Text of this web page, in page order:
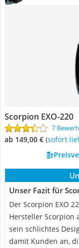
Scorpion EXO-220
7
ab 149,00 € ( Sofort
Unser Fazit für
Der Scorpion EXO
Hersteller Scorpion
sein schlichtes
damit Kunden an,